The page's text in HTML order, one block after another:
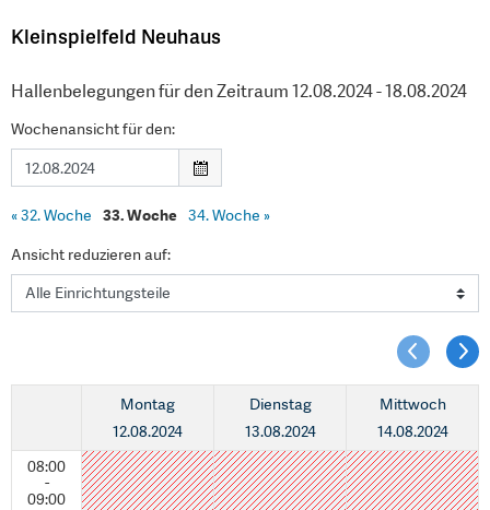
Kleinspielfeld Neuhaus
Hallenbelegungen für den Zeitraum 12.08.2024 - 18.08.2024
Wochenansicht für den:
«32. Woche 33. Woche 34. Woche »
Ansicht reduzieren auf:
08:00
-
09:00
Montag
12.08.2024
Dienstag
13.08.2024
Mittwoch
14.08.2024